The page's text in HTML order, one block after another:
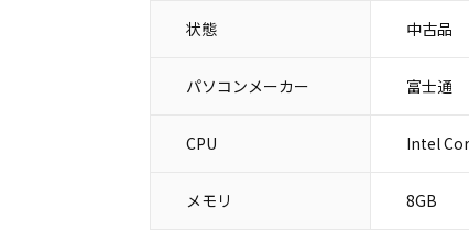
状態 中古品
パソコンメーカー 富士通
CPU Intel
メモリ 8GB